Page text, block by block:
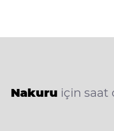
Nakuru için saat